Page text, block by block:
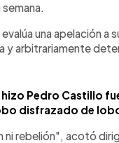
una apelación a
y arbitrariamente
Pedro Castillo
disfrazado de
rebelión", acotó